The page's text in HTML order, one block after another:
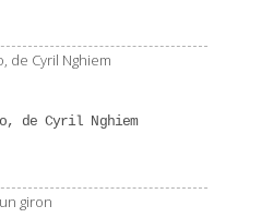
de Cyril Nghiem